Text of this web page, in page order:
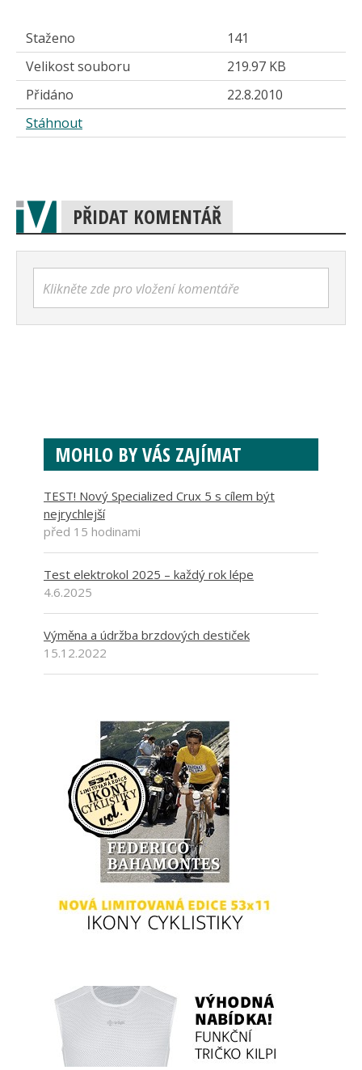
Staženo
141
Velikost souboru
219.97 KB
Přidáno
22.8.2010
Stáhnout
PŘIDAT KOMENTÁŘ
Klikněte zde pro vložení komentáře
MOHLO BY VÁS ZAJÍMAT
TEST! Nový Specialized Crux 5 s cílem být
nejrychlejší
před 15 hodinami
Test elektrokol 2025 – každý rok lépe
4.6.2025
Výměna a údržba brzdových destiček
15.12.2022